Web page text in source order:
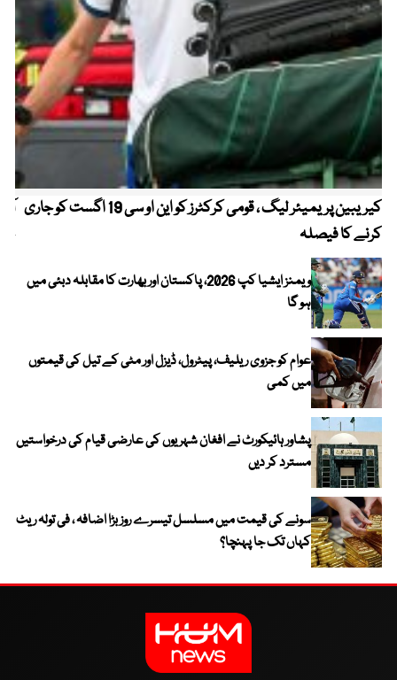
کیریبین پریمیئر لیگ ، قومی کرکٹرز کو این او سی 19 اگست کو جاری
کرنے کا فیصلہ
ویمنز ایشیا کپ 2026، پاکستان اور بھارت کا مقابلہ دبئی میں
ہو گا
عوام کو جزوی ریلیف، پیٹرول، ڈیزل اور مٹی کے تیل کی قیمتوں
میں کمی
پشاور ہائیکورٹ نے افغان شہریوں کی عارضی قیام کی درخواستیں
مسترد کر دیں
سونے کی قیمت میں مسلسل تیسرے روز بڑا اضافہ ، فی تولہ ریٹ
کہاں تک جا پہنچا؟